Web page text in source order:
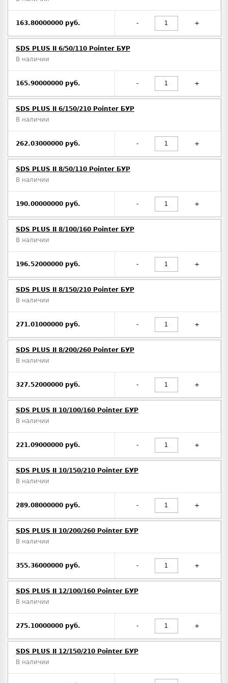
163.80000000 руб. - +
SDS PLUS II 6/50/110 Pointer БУР
В наличии
165.90000000 руб. - +
SDS PLUS II 6/150/210 Pointer БУР
В наличии
262.03000000 руб. - +
SDS PLUS II 8/50/110 Pointer БУР
В наличии
190.00000000 руб. - +
SDS PLUS II 8/100/160 Pointer БУР
В наличии
196.52000000 руб. - +
SDS PLUS II 8/150/210 Pointer БУР
В наличии
271.01000000 руб. - +
SDS PLUS II 8/200/260 Pointer БУР
В наличии
327.52000000 руб. - +
SDS PLUS II 10/100/160 Pointer БУР
В наличии
221.09000000 руб. - +
SDS PLUS II 10/150/210 Pointer БУР
В наличии
289.08000000 руб. - +
SDS PLUS II 10/200/260 Pointer БУР
В наличии
355.36000000 руб. - +
SDS PLUS II 12/100/160 Pointer БУР
В наличии
275.10000000 руб. - +
SDS PLUS II 12/150/210 Pointer БУР
В наличии